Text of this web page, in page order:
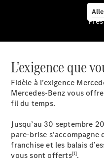
véhicule
Rechercher
un
Distributeur
L’exigence que
Fidèle à l’exigence
Mercedes-Benz vous
fil du temps.
Jusqu’au 30 septembre
pare-brise s’accompagne
franchise et les balais
vous sont offerts[1].